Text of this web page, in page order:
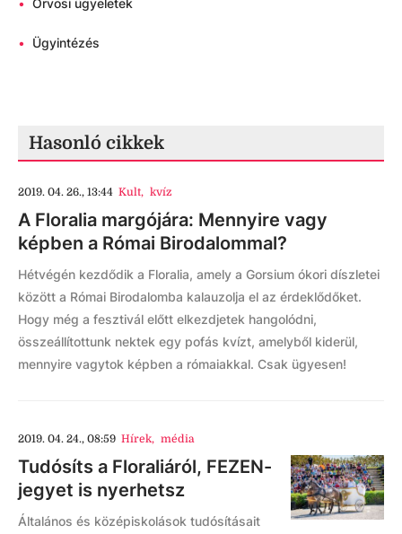
• Orvosi ügyeletek
• Ügyintézés
Hasonló cikkek
2019. 04. 26., 13:44 Kult, kvíz
A Floralia margójára: Mennyire vagy
képben a Római Birodalommal?
Hétvégén kezdődik a Floralia, amely a Gorsium ókori díszletei
között a Római Birodalomba kalauzolja el az érdeklődőket.
Hogy még a fesztivál előtt elkezdjetek hangolódni,
összeállítottunk nektek egy pofás kvízt, amelyből kiderül,
mennyire vagytok képben a rómaiakkal. Csak ügyesen!
2019. 04. 24., 08:59 Hírek, média
Tudósíts a Floraliáról, FEZEN-
jegyet is nyerhetsz
Általános és középiskolások tudósításait